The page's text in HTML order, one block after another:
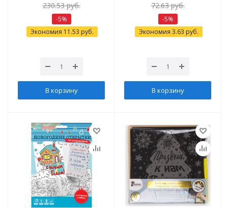
230.53руб.
-5%
Экономия 11.53 руб.
В корзину
72.63руб.
-5%
Экономия 3.63 руб.
В корзину